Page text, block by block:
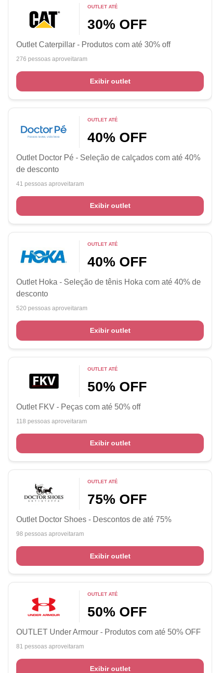
OUTLET ATÉ
30% OFF
Outlet Caterpillar - Produtos com até 30% off
276 pessoas aproveitaram
Exibir outlet
OUTLET ATÉ
40% OFF
Outlet Doctor Pé - Seleção de calçados com até 40%
de desconto
41 pessoas aproveitaram
Exibir outlet
OUTLET ATÉ
40% OFF
Outlet Hoka - Seleção de tênis Hoka com até 40% de
desconto
520 pessoas aproveitaram
Exibir outlet
OUTLET ATÉ
50% OFF
Outlet FKV - Peças com até 50% off
118 pessoas aproveitaram
Exibir outlet
OUTLET ATÉ
75% OFF
Outlet Doctor Shoes - Descontos de até 75%
98 pessoas aproveitaram
Exibir outlet
OUTLET ATÉ
50% OFF
OUTLET Under Armour - Produtos com até 50% OFF
81 pessoas aproveitaram
Exibir outlet